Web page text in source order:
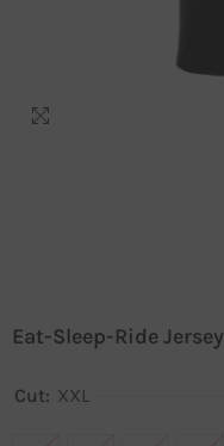
Eat-Sleep-Ride Jersey
Cut: XXL